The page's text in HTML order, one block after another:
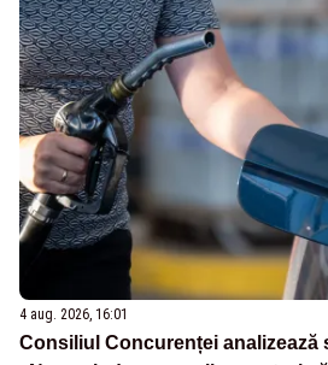
4 aug. 2026, 16:01
Consiliul Concurenței analizează